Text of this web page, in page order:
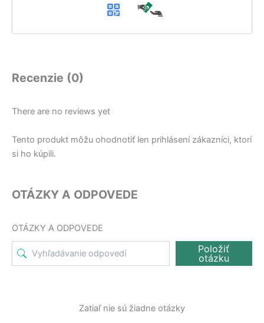
Recenzie (0)
There are no reviews yet
Tento produkt môžu ohodnotiť len prihlásení zákazníci, ktorí
si ho kúpili.
OTÁZKY A ODPOVEDE
OTÁZKY A ODPOVEDE
Položiť
otázku
Zatiaľ nie sú žiadne otázky